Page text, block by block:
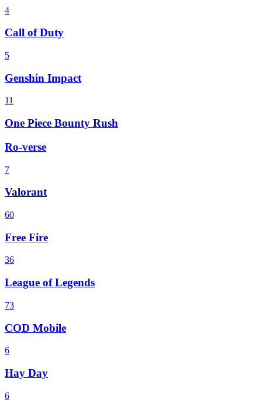
4
Call of Duty
5
Genshin Impact
11
One Piece Bounty Rush
Ro-verse
7
Valorant
60
Free Fire
36
League of Legends
73
COD Mobile
6
Hay Day
6